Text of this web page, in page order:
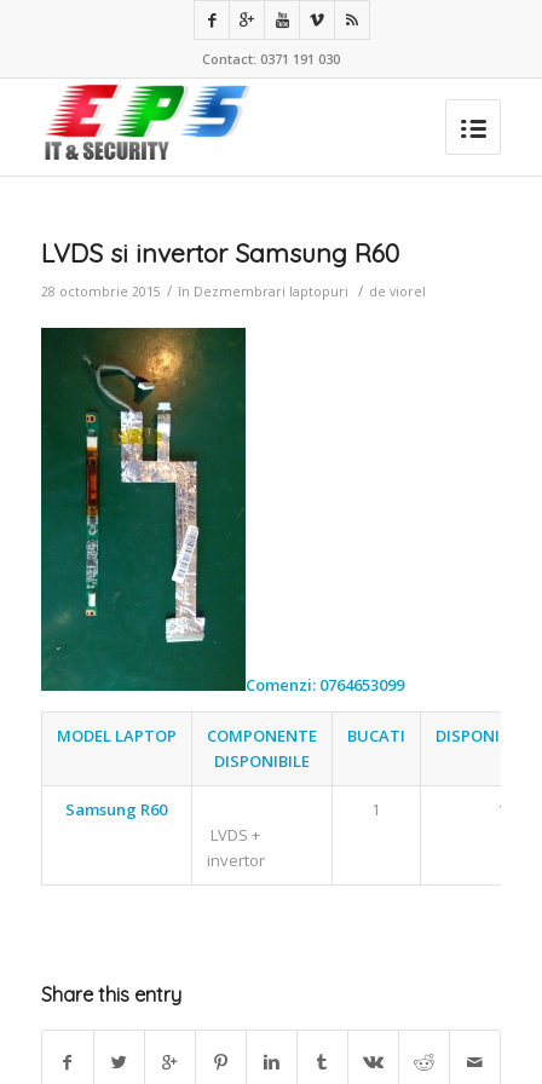
Contact: 0371 191 030
LVDS si invertor Samsung R60
28 octombrie 2015 / în Dezmembrari laptopuri / de viorel
Comenzi: 0764653099
MODEL LAPTOP
COMPONENTE
DISPONIBILE
BUCATI
Samsung R60
LVDS +
invertor
1 1
Share this entry